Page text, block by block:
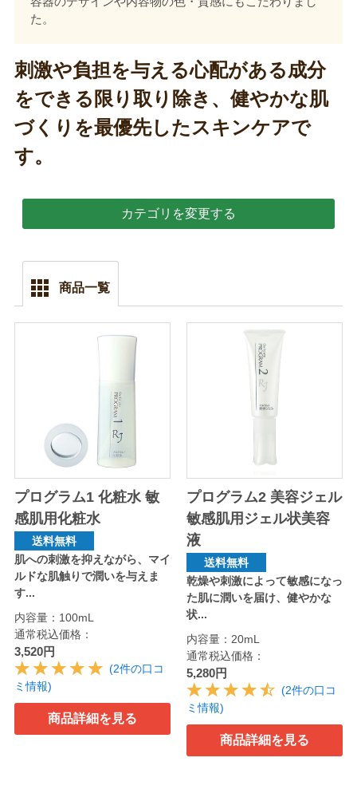
た。
刺激や負担を与える心配がある成分
をできる限り取り除き、健やかな肌
づくりを最優先したスキンケアで
す。
カテゴリを変更する
商品一覧
プログラム1 化粧水 敏
感肌用化粧水
送料無料
肌への刺激を抑えながら、マイ
ルドな肌触りで潤いを与えま
す...
内容量：100mL
通常税込価格：
3,520円
(2件の口コ
ミ情報)
商品詳細を見る
プログラム2 美容ジェル
敏感肌用ジェル状美容
液
送料無料
乾燥や刺激によって敏感になっ
た肌に潤いを届け、健やかな
状...
内容量：20mL
通常税込価格：
5,280円
(2件の口コ
ミ情報)
商品詳細を見る